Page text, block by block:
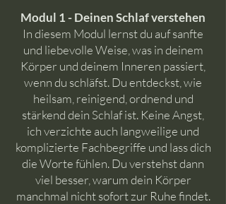
Modul 1 - Deinen Schlaf verstehen
In diesem Modul lernst du auf sanfte
und liebevolle Weise, was in deinem
Körper und deinem Inneren passiert,
wenn du schläfst. Du entdeckst, wie
heilsam, reinigend, ordnend und
stärkend dein Schlaf ist. Keine Angst,
ich verzichte auch langweilige und
komplizierte Fachbegriffe und lass dich
die Worte fühlen. Du verstehst dann
viel besser, warum dein Körper
manchmal nicht sofort zur Ruhe findet.